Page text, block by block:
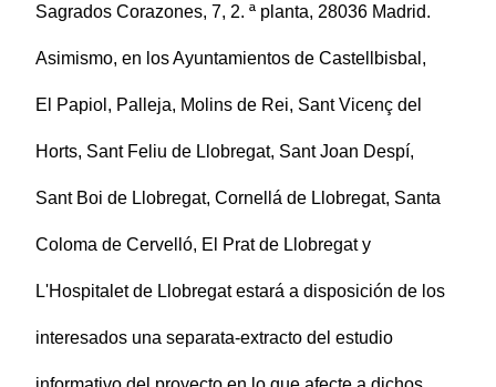
Sagrados Corazones, 7, 2. ª planta, 28036 Madrid.
Asimismo, en los Ayuntamientos de Castellbisbal,
El Papiol, Palleja, Molins de Rei, Sant Vicenç del
Horts, Sant Feliu de Llobregat, Sant Joan Despí,
Sant Boi de Llobregat, Cornellá de Llobregat, Santa
Coloma de Cervelló, El Prat de Llobregat y
L'Hospitalet de Llobregat estará a disposición de los
interesados una separata-extracto del estudio